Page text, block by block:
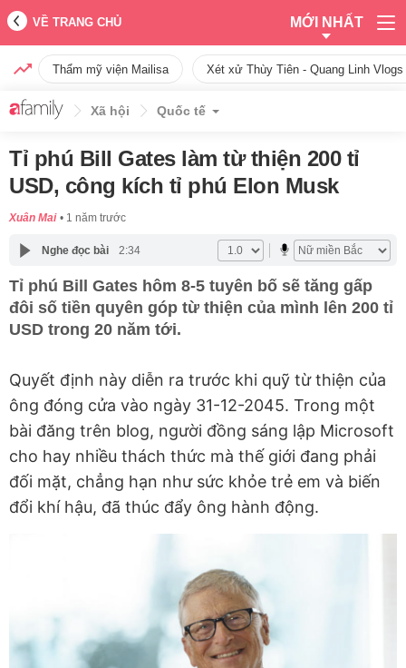
VỀ TRANG CHỦ MỚI NHẤT
Thẩm mỹ viện Mailisa Xét xử Thùy Tiên - Quang Linh
Xã hội Quốc tế
Tỉ phú Bill Gates làm từ thiện 200 tỉ
USD, công kích tỉ phú Elon Musk
Xuân Mai 1 năm trước
Nghe đọc bài 2:34
Tỉ phú Bill Gates hôm 8-5 tuyên bố sẽ tăng gấp
đôi số tiền quyên góp từ thiện của mình lên 200 tỉ
USD trong 20 năm tới.
Quyết định này diễn ra trước khi quỹ từ thiện của
ông đóng cửa vào ngày 31-12-2045. Trong một
bài đăng trên blog, người đồng sáng lập Microsoft
cho hay nhiều thách thức mà thế giới đang phải
đối mặt, chẳng hạn như sức khỏe trẻ em và biến
đổi khí hậu, đã thúc đẩy ông hành động.